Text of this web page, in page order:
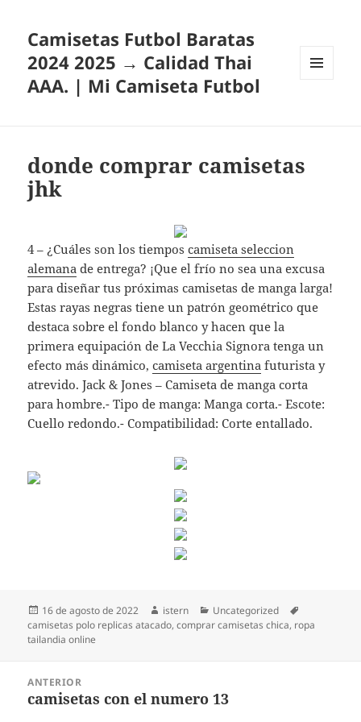
Camisetas Futbol Baratas
2024 2025 → Calidad Thai
AAA. | Mi Camiseta Futbol
donde comprar camisetas
jhk
4 – ¿Cuáles son los tiemposcamiseta seleccion
alemana de entrega? ¡Que el frío no sea una excusa
para diseñar tus próximas camisetas de manga larga!
Estas rayas negras tiene un patrón geométrico que
destaca sobre el fondo blanco y hacen que la
primera equipación de La Vecchia Signora tenga un
efecto más dinámico,camiseta argentina futurista y
atrevido. Jack & Jones – Camiseta de manga corta
para hombre.- Tipo de manga: Manga corta.- Escote:
Cuello redondo.- Compatibilidad: Corte entallado.
Publicado
el
16 de agosto de 2022 Autor
istern Categorías
Uncategorized
camisetas polo replicas atacado,comprar camisetas chica, ropa
tailandia online
entradas
ANTERIOR
Entrada
camisetas con el numero 13